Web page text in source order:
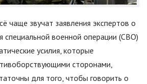
чаще звучат заявления экспертов о
специальной военной операции (СВО)
усилия, которые
сторонами,
для того, чтобы говорить о